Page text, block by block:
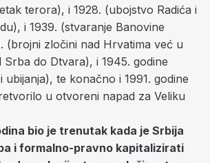
terora), i 1928. (ubojstvo Radića i
i 1939. (stvaranje Banovine
(brojni zločini nad Hrvatima već u
Srba do Dtvara), i 1945. godine
ubijanja), te konačno i 1991. godine
u otvoreni napad za Veliku
bio je trenutak kada je Srbija
i formalno-pravno kapitalizirati